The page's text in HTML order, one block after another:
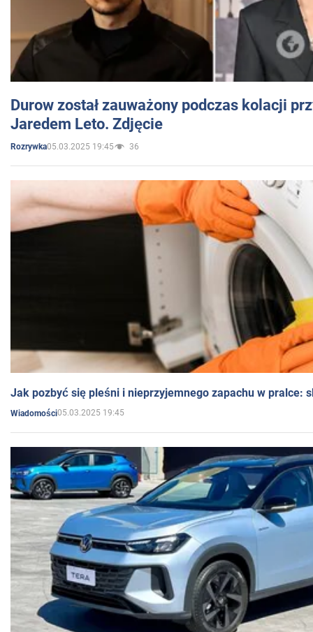
Durow został zauważony podczas kolacji
Jaredem Leto. Zdjęcie
Rozrywka05.03.2025 19:45 36
Jak pozbyć się pleśni i nieprzyjemnego zapachu w pralce:
Wiadomości05.03.2025 19:45